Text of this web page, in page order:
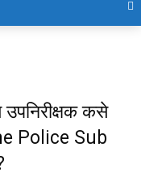
उपनिरीक्षक कसे
Police Sub